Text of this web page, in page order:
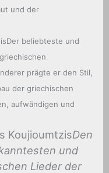
und der
Der beliebteste und
prägte er den Stil,
der griechischen
aufwändigen und
KoujioumtzisDen
und
Lieder der